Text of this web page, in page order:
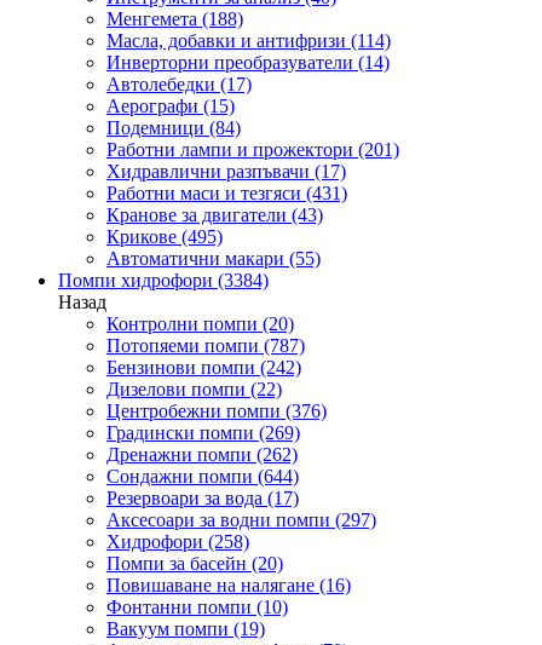
Менгемета (188)
Масла, добавки и антифризи (114)
Инверторни преобразуватели (14)
Автолебедки (17)
Аерографи (15)
Подемници (84)
Работни лампи и прожектори (201)
Хидравлични разпъвачи (17)
Работни маси и тезгяси (431)
Кранове за двигатели (43)
Крикове (495)
Автоматични макари (55)
Помпи хидрофори (3384)
Назад
Контролни помпи (20)
Потопяеми помпи (787)
Бензинови помпи (242)
Дизелови помпи (22)
Центробежни помпи (376)
Градински помпи (269)
Дренажни помпи (262)
Сондажни помпи (644)
Резервоари за вода (17)
Аксесоари за водни помпи (297)
Хидрофори (258)
Помпи за басейн (20)
Повишаване на налягане (16)
Фонтанни помпи (10)
Вакуум помпи (19)